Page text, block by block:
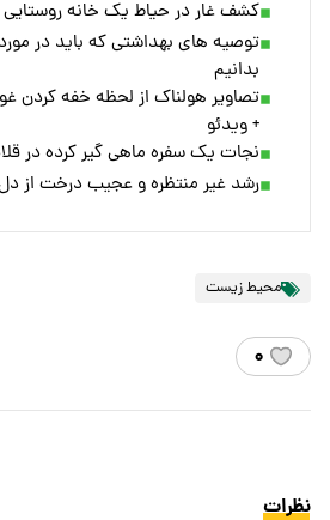
کشف غار در حیاط یک خانه روستایی
توصیه های بهداشتی که باید در
بدانیم
تصاویر هولناک از لحظه خفه
+ ویدئو
نجات یک سفره ماهی گیر کرده در
رشد غیر منتظره و عجیب درخت از
محیط زیست
۰
نظرات